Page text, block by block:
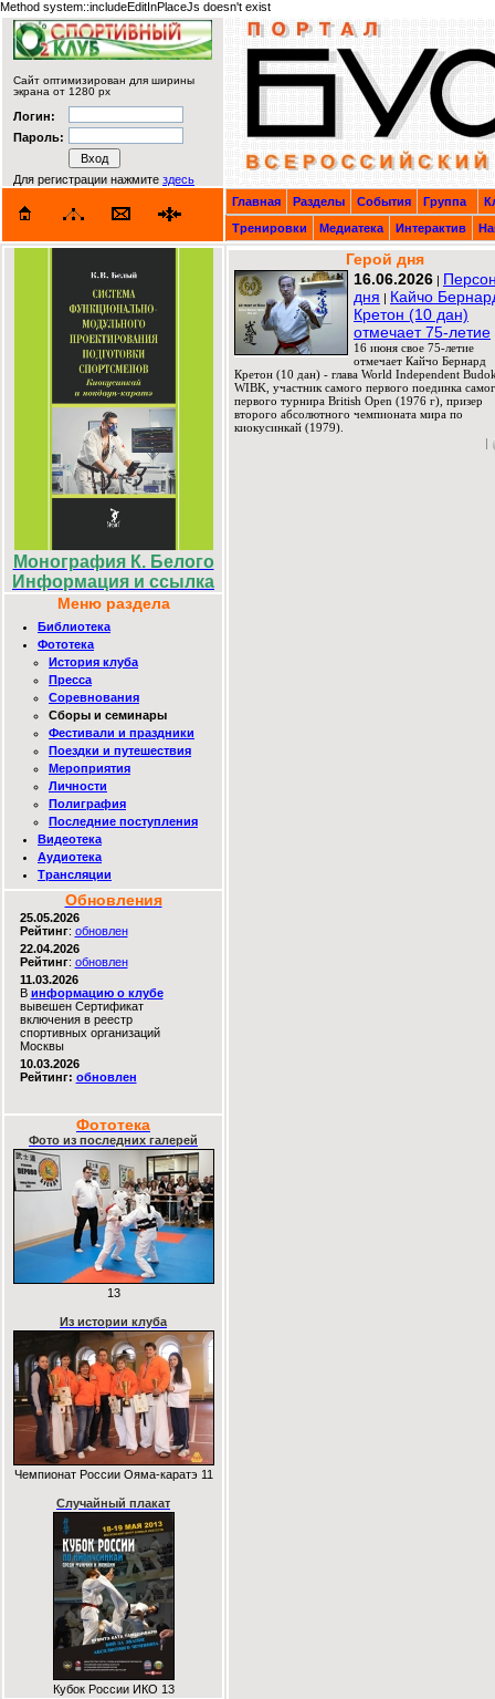
Method system::includeEditInPlaceJs doesn't exist
Сайт оптимизирован для ширины
экрана от 1280 px
Логин:
Пароль:
Для регистрации нажмите здесь
Главная
Разделы События Группа
Тренировки
Медиатека Интерактив
Монография К. Белого
Информация и ссылка
Меню раздела
Библиотека
Фототека
История клуба
Пресса
Соревнования
Сборы и семинары
Фестивали и праздники
Поездки и путешествия
Мероприятия
Личности
Полиграфия
Последние поступления
Видеотека
Аудиотека
Трансляции
Обновления
25.05.2026
Рейтинг: обновлен
22.04.2026
Рейтинг: обновлен
11.03.2026
В информацию о клубе
вывешен Сертификат
включения в реестр
спортивных организаций
Москвы
10.03.2026
Рейтинг: обновлен
Фототека
Фото из последних галерей
13
Из истории клуба
Чемпионат России Ояма-каратэ 11
Случайный плакат
Кубок России ИКО 13
Герой дня
16.06.2026 |
дня | Кайчо
Кретон (10 дан)
отмечает 75-летие
16 июня свое 75-летие
отмечает Кайчо Бернард
Кретон (10 дан) - глава World Independent
WIBK, участник самого первого поединка
первого турнира British Open (1976 г), призер
второго абсолютного чемпионата мира по
киокусинкай (1979).
|